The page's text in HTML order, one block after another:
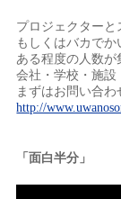
プロジェクターと
もしくはバカで
ある程度の人数が
会社・学校・施設
まずはお問い合わ
http://
「面白半分」